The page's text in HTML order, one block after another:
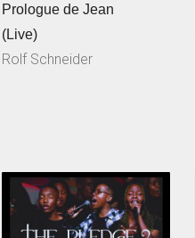
Prologue de Jean
(Live)
Rolf Schneider